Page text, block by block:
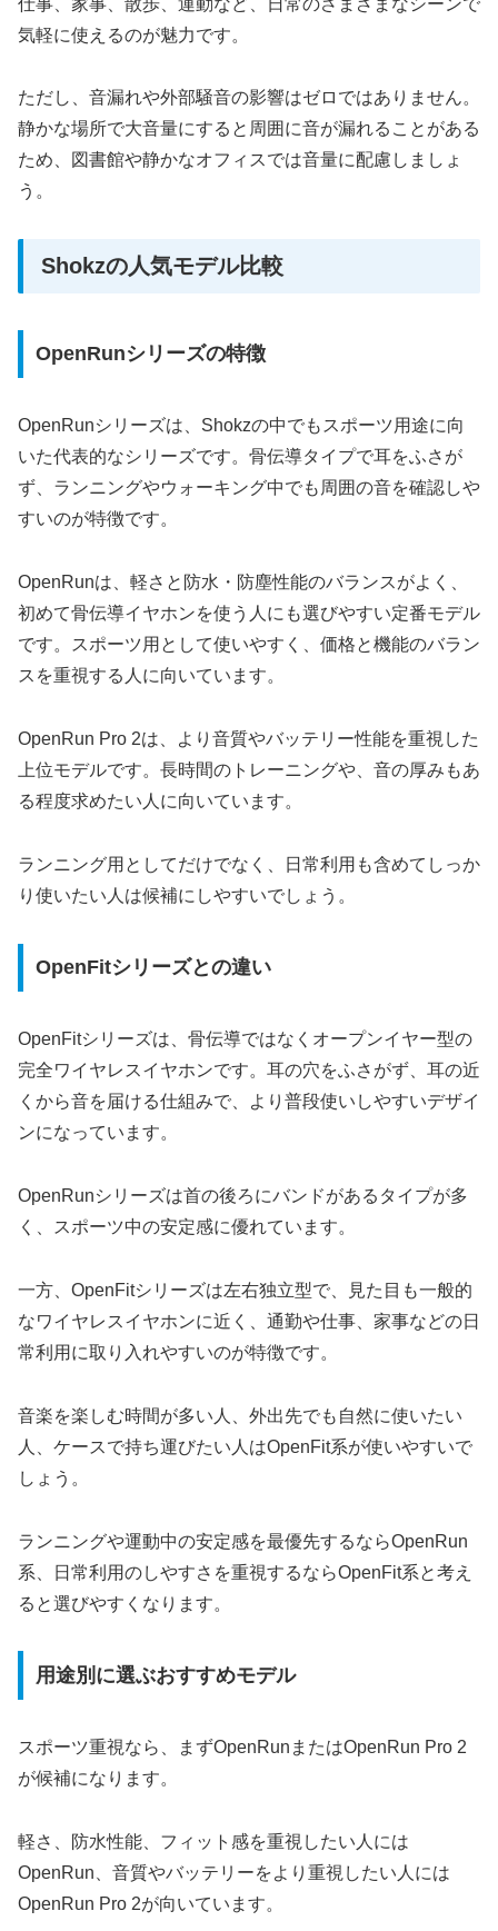
気軽に使えるのが魅力です。
ただし、音漏れや外部騒音の影響はゼロではありません。
静かな場所で大音量にすると周囲に音が漏れることがある
ため、図書館や静かなオフィスでは音量に配慮しましょ
う。
Shokzの人気モデル比較
OpenRunシリーズの特徴
OpenRunシリーズは、Shokzの中でもスポーツ用途に向
いた代表的なシリーズです。骨伝導タイプで耳をふさが
ず、ランニングやウォーキング中でも周囲の音を確認しや
すいのが特徴です。
OpenRunは、軽さと防水・防塵性能のバランスがよく、
初めて骨伝導イヤホンを使う人にも選びやすい定番モデル
です。スポーツ用として使いやすく、価格と機能のバラン
スを重視する人に向いています。
OpenRun Pro 2は、より音質やバッテリー性能を重視した
上位モデルです。長時間のトレーニングや、音の厚みもあ
る程度求めたい人に向いています。
ランニング用としてだけでなく、日常利用も含めてしっか
り使いたい人は候補にしやすいでしょう。
OpenFitシリーズとの違い
OpenFitシリーズは、骨伝導ではなくオープンイヤー型の
完全ワイヤレスイヤホンです。耳の穴をふさがず、耳の近
くから音を届ける仕組みで、より普段使いしやすいデザイ
ンになっています。
OpenRunシリーズは首の後ろにバンドがあるタイプが多
く、スポーツ中の安定感に優れています。
一方、OpenFitシリーズは左右独立型で、見た目も一般的
なワイヤレスイヤホンに近く、通勤や仕事、家事などの日
常利用に取り入れやすいのが特徴です。
音楽を楽しむ時間が多い人、外出先でも自然に使いたい
人、ケースで持ち運びたい人はOpenFit系が使いやすいで
しょう。
ランニングや運動中の安定感を最優先するならOpenRun
系、日常利用のしやすさを重視するならOpenFit系と考え
ると選びやすくなります。
用途別に選ぶおすすめモデル
スポーツ重視なら、まずOpenRunまたはOpenRun Pro 2
が候補になります。
軽さ、防水性能、フィット感を重視したい人には
OpenRun、音質やバッテリーをより重視したい人には
OpenRun Pro 2が向いています。